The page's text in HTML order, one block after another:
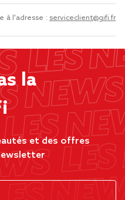
à l'adresse : serviceclient@gifi.fr
la
et des offres